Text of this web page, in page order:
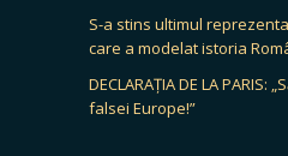
S-a stins ultimul
care a modelat istoria
DECLARAȚIA DE LA PARIS:
falsei Europe!”